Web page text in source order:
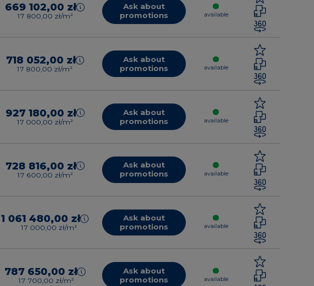
669 102,00 zł
17 800,00 zł/m²
Ask about
promotions
available
718 052,00 zł
17 800,00 zł/m²
Ask about
promotions
available
927 180,00 zł
17 000,00 zł/m²
Ask about
promotions
available
728 816,00 zł
17 600,00 zł/m²
Ask about
promotions
available
1 061 480,00 zł
17 000,00 zł/m²
Ask about
promotions
available
787 650,00 zł
17 700,00 zł/m²
Ask about
promotions
available